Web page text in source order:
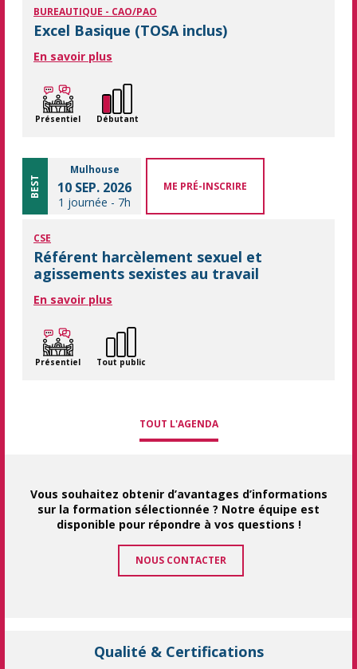
BUREAUTIQUE - CAO/PAO
Excel Basique (TOSA inclus)
En savoir plus
Présentiel Débutant
BEST
Mulhouse
10 SEP. 2026
1 journée - 7h
ME PRÉ-INSCRIRE
CSE
Référent harcèlement sexuel et
agissements sexistes au travail
En savoir plus
Présentiel Tout public
TOUT L'AGENDA
Vous souhaitez obtenir d’avantages d’informations
sur la formation sélectionnée ? Notre équipe est
disponible pour répondre à vos questions !
NOUS CONTACTER
Qualité & Certifications